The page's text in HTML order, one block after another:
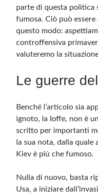
parte di questa politica
fumosa. Ciò può
questo modo:
controffensiva
valuteremo la
Le guerre
Benché l’articolo sia
ignoto, la Ioffe, non è
scritto per importanti
la sua nota, dalla quale
Kiev è più che fumoso.
Nulla di nuovo, basta
Usa, a iniziare